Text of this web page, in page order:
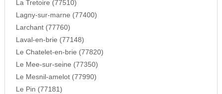
La Tretoire (77510)
Lagny-sur-marne (77400)
Larchant (77760)
Laval-en-brie (77148)
Le Chatelet-en-brie (77820)
Le Mee-sur-seine (77350)
Le Mesnil-amelot (77990)
Le Pin (77181)